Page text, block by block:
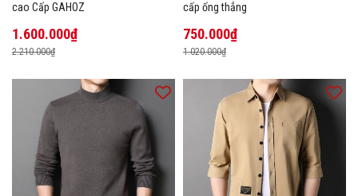
cao Cấp GAHOZ
1.600.000₫
2.210.000₫
cấp ống thẳng
750.000₫
1.020.000₫